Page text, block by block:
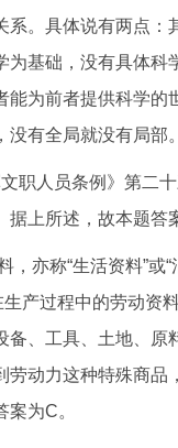
。具体说有两点
基础，没有具体
为前者提供科学
有全局就没有局部
人员条例》第二十
上所述，故本题答
称“生活资料”或“
产过程中的劳动资
备、工具、土地、
动力这种特殊商
为C。